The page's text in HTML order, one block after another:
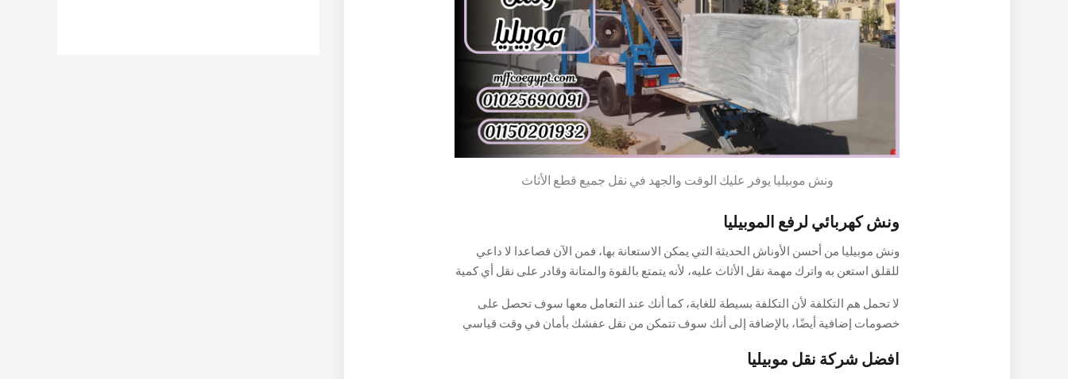
ونش موبيليا يوفر عليك الوقت والجهد في نقل جميع قطع الأثاث
ونش كهربائي لرفع الموبيليا
ونش موبيليا من أحسن الأوناش الحديثة التي يمكن الاستعانة بها، فمن الآن فصاعدا لا داعي
للقلق استعن به واترك مهمة نقل الأثاث عليه، لأنه يتمتع بالقوة والمتانة وقادر على نقل أي كمية
تصل في بعض الأحيان إلى 20 متر وأكثر، بالإضافة إلى أنه يتحمل أوزان ثقيلة، وبالتالي ينقل
الأثاث بكل سهولة دون أي ضرر.
لا تحمل هم التكلفة لأن التكلفة بسيطة للغاية، كما أنك عند التعامل معها سوف تحصل على
خصومات إضافية أيضًا، بالإضافة إلى أنك سوف تتمكن من نقل عفشك بأمان في وقت قياسي
افضل شركة نقل موبيليا